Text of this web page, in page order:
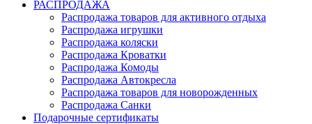
РАСПРОДАЖА
Распродажа товаров для активного отдыха
Распродажа игрушки
Распродажа коляски
Распродажа Кроватки
Распродажа Комоды
Распродажа Автокресла
Распродажа товаров для новорожденных
Распродажа Санки
Подарочные сертификаты